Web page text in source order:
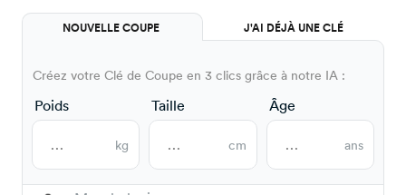
NOUVELLE COUPE J'AI DÉJÀ UNE CLÉ
Créez votre Clé de Coupe en 3 clics grâce à notre IA :
Poids
kg
Taille
cm
Âge
ans